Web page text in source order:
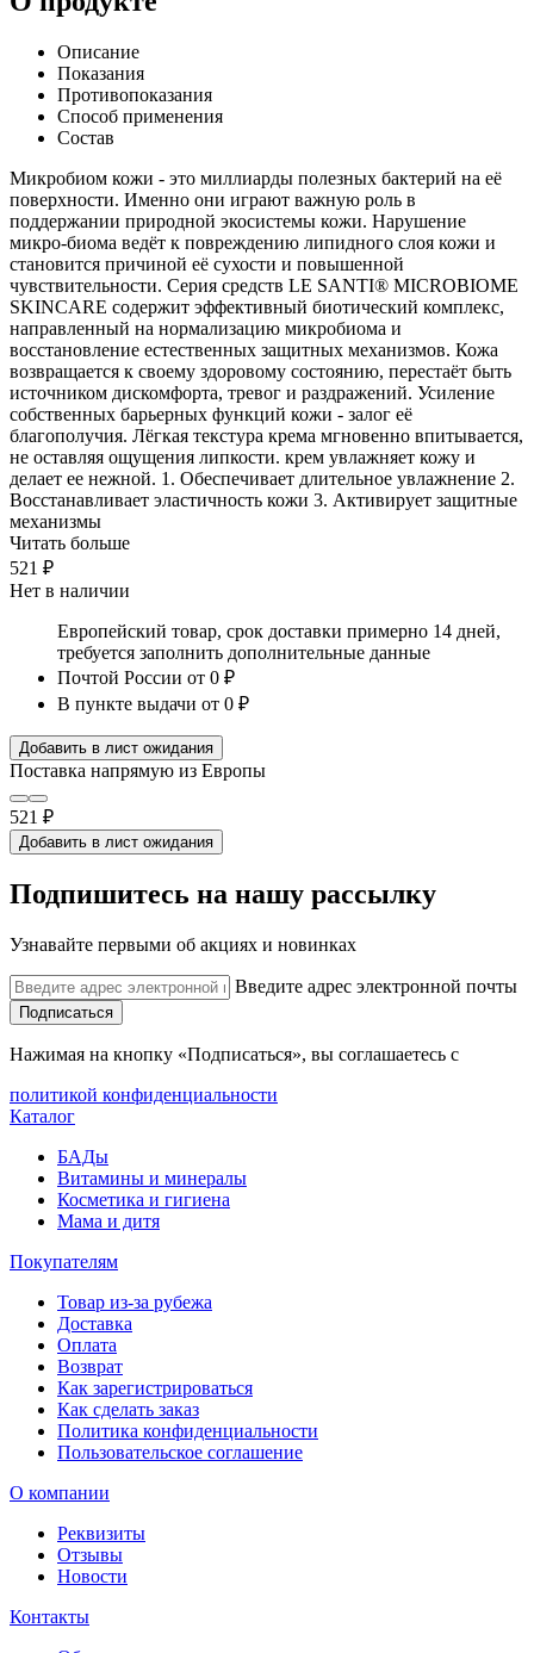
Описание
Показания
Противопоказания
Способ применения
Состав
Микробиом кожи - это миллиарды полезных бактерий на её
поверхности. Именно они играют важную роль в
поддержании природной экосистемы кожи. Нарушение
микро-биома ведёт к повреждению липидного слоя кожи и
становится причиной её сухости и повышенной
чувствительности. Серия средств LE SANTI® MICROBIOME
SKINCARE содержит эффективный биотический комплекс,
направленный на нормализацию микробиома и
восстановление естественных защитных механизмов. Кожа
возвращается к своему здоровому состоянию, перестаёт быть
источником дискомфорта, тревог и раздражений. Усиление
собственных барьерных функций кожи - залог её
благополучия. Лёгкая текстура крема мгновенно впитывается,
не оставляя ощущения липкости. крем увлажняет кожу и
делает ее нежной. 1. Обеспечивает длительное увлажнение 2.
Восстанавливает эластичность кожи 3. Активирует защитные
механизмы
Читать больше
521 ₽
Нет в наличии
Европейский товар, срок доставки примерно 14 дней,
требуется заполнить дополнительные данные
Почтой России от 0 ₽
В пункте выдачи от 0 ₽
Добавить в лист ожидания
Поставка напрямую из Европы
521 ₽
Добавить в лист ожидания
Подпишитесь на нашу рассылку
Узнавайте первыми об акциях и новинках
Введите адрес электронной почты
Подписаться
Нажимая на кнопку «Подписаться», вы соглашаетесь с
политикой конфиденциальности
Каталог
БАДы
Витамины и минералы
Косметика и гигиена
Мама и дитя
Покупателям
Товар из-за рубежа
Доставка
Оплата
Возврат
Как зарегистрироваться
Как сделать заказ
Политика конфиденциальности
Пользовательское соглашение
О компании
Реквизиты
Отзывы
Новости
Контакты